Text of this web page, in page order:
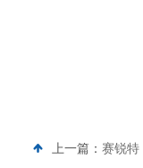
上一篇： 赛锐特